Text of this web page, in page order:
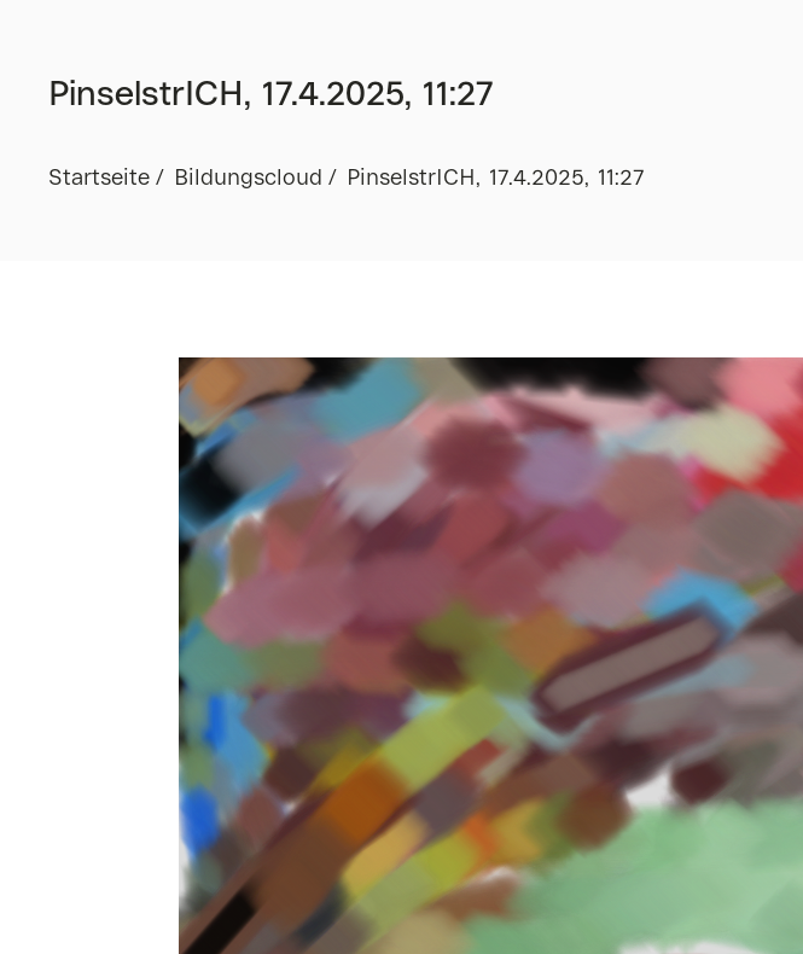
PinselstrICH, 17.4.2025, 11:27
Startseite Bildungscloud PinselstrICH, 17.4.2025, 11:27